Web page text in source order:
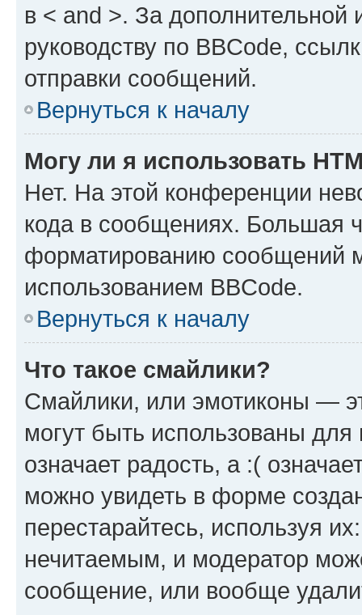
в < and >. За
руководству по BBCode,
отправки сообщений.
Вернуться к началу
Могу ли я использовать
Нет. На этой конференции
кода в сообщениях. Большая
форматированию сообщений
использованием BBCode.
Вернуться к началу
Что такое смайлики?
Смайлики, или эмотиконы —
могут быть использованы
означает радость, а :(
можно увидеть в форме
перестарайтесь, используя
нечитаемым, и модератор
сообщение, или вообще